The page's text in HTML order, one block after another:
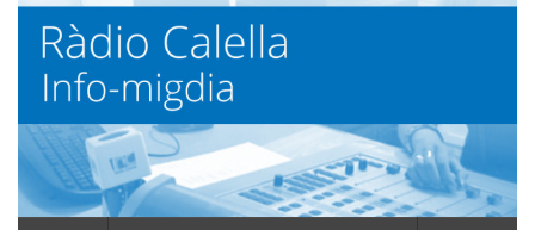
La Banqueta
Transmissions Esportives
Pòdcasts
Vídeos
Graella
Publicitat